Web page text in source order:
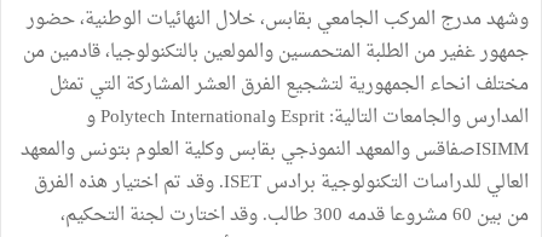
وشهد مدرج المركب الجامعي بقابس، خلال النهائيات الوطنية، حضور
جمهور غفير من الطلبة المتحمسين والمولعين بالتكنولوجيا، قادمين من
مختلف انحاء الجمهورية لتشجيع الفرق العشر المشاركة التي تمثل
المدارس والجامعات التالية: Esprit وPolytech International و
ISIMMصفاقس والمعهد النموذجي بقابس وكلية العلوم بتونس والمعهد
العالي للدراسات التكنولوجية برادس ISET. وقد تم اختيار هذه الفرق
من بين 60 مشروعا قدمه 300 طالب. وقد اختارت لجنة التحكيم،